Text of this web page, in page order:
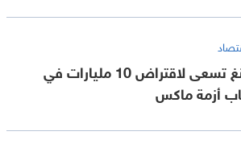
بوينغ تسعى لاقتراض 10 مليارات في
أزمة ماكس